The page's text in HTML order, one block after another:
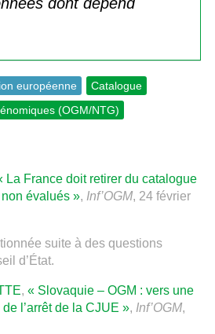
européenne
Catalogue
(OGM/NTG)
La France doit retirer du catalogue
évalués », Inf’OGM, 24 février
suite à des questions
d’État.
, « Slovaquie – OGM : vers une
l’arrêt de la CJUE », Inf’OGM,